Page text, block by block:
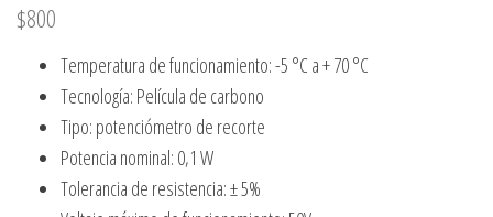
$800
Temperatura de funcionamiento: -5 °C a + 70 °C
Tecnología: Película de carbono
Tipo: potenciómetro de recorte
Potencia nominal: 0,1 W
Tolerancia de resistencia: ± 5%